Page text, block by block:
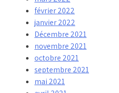
février 2022
janvier 2022
Décembre 2021
novembre 2021
octobre 2021
septembre 2021
mai 2021